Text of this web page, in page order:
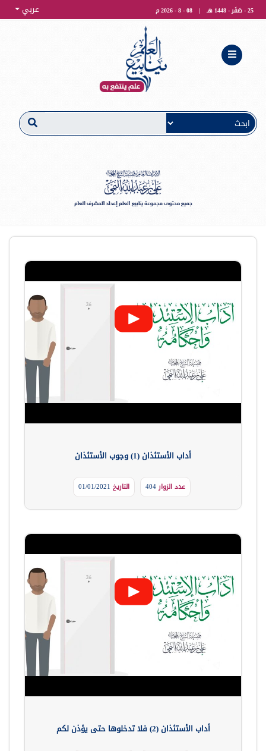
25 - صَفَر - 1448 هـ | 08 - 8 - 2026 م عربي
أداب الأستئذان (1) وجوب الأستئذان
عدد الزوار404 التاريخ
أداب الأستئذان (2) فلا تدخلوها حتى يؤذن لكم